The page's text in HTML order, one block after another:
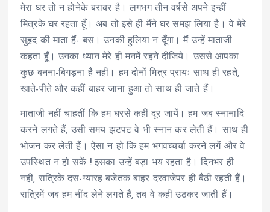
मेरा घर तो न होनेके बराबर है। लगभग तीन वर्षसे अपने इन्हीं
मित्रके घर रहता हूँ। अब तो इसे ही मैंने घर समझ लिया है। वे मेरे
सुहृद की माता हैं- बस। उनकी हुलिया न दूँगा। मैं उन्हें माताजी
कहता हूँ। उनका ध्यान मेरे ही मनमें रहने दीजिये। उससे आपका
कुछ बनना-बिगड़ना है नहीं। हम दोनों मित्र प्रायः साथ ही रहते,
खाते-पीते और कहीं बाहर जाना हुआ तो साथ ही जाते हैं।
माताजी नहीं चाहतीं कि हम घरसे कहीं दूर जायें। हम जब स्नानादि
करने लगते हैं, उसी समय झटपट वे भी स्नान कर लेती हैं। साथ ही
भोजन कर लेती हैं। ऐसा न हो कि हम भगवच्चर्चा करने लगें और वे
उपस्थित न हो सकें ! इसका उन्हें बड़ा भय रहता है। दिनभर ही
नहीं, रात्रिके दस-ग्यारह बजेतक बाहर दरवाजेपर ही बैठी रहती हैं।
रात्रिमें जब हम नींद लेने लगते हैं, तब वे कहीं उठकर जाती हैं।